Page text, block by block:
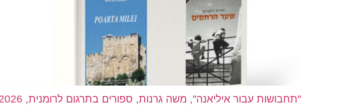
"תחבושות עבור איליאנה", משה גרנות, ספורים בתרגום לרומנית, 2026